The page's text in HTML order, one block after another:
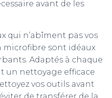
avant de les
qui n’abîment pas vos
microfibre sont idéaux
Adaptés à chaque
un nettoyage efficace
vos outils avant